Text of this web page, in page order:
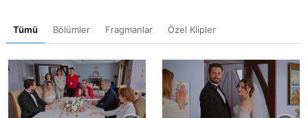
Tümü Bölümler Fragmanlar Özel Klipler